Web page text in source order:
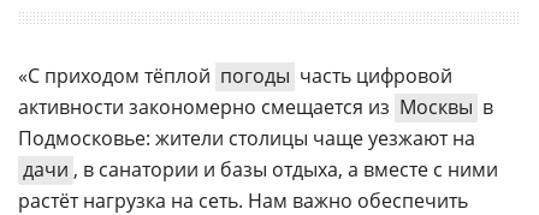
«С приходом тёплой погоды часть цифровой
активности закономерно смещается из Москвы в
Подмосковье: жители столицы чаще уезжают на
дачи , в санатории и базы отдыха, а вместе с ними
растёт нагрузка на сеть. Нам важно обеспечить